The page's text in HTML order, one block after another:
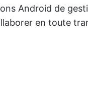
Android de
en toute